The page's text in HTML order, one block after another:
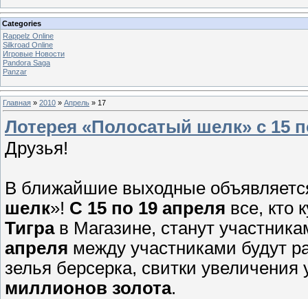
Categories
Rappelz Online
Silkroad Online
Игровые Новости
Pandora Saga
Panzar
Главная » 2010 » Апрель » 17
Лотерея «Полосатый шелк» с 15
Друзья!
В ближайшие выходные
шелк»! С 15 по 19 апреля все, кто
Тигра в Магазине, станут
апреля между участниками будут
зелья берсерка, свитки
миллионов золота.